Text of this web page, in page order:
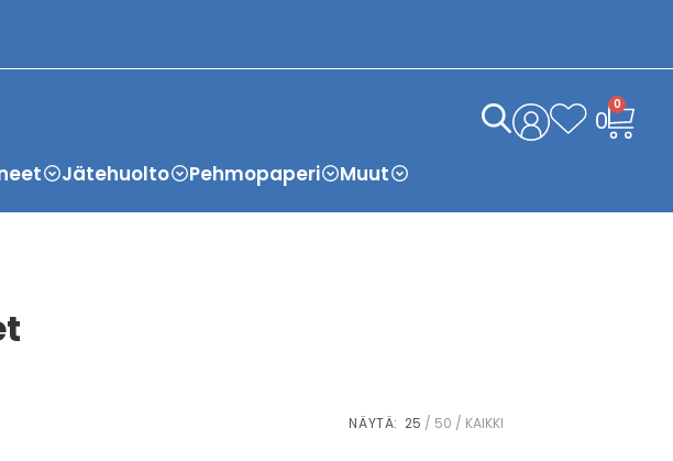
0
0
Jätehuolto Pehmopaperi Muut
NÄYTÄ: 25 50 KAIKKI